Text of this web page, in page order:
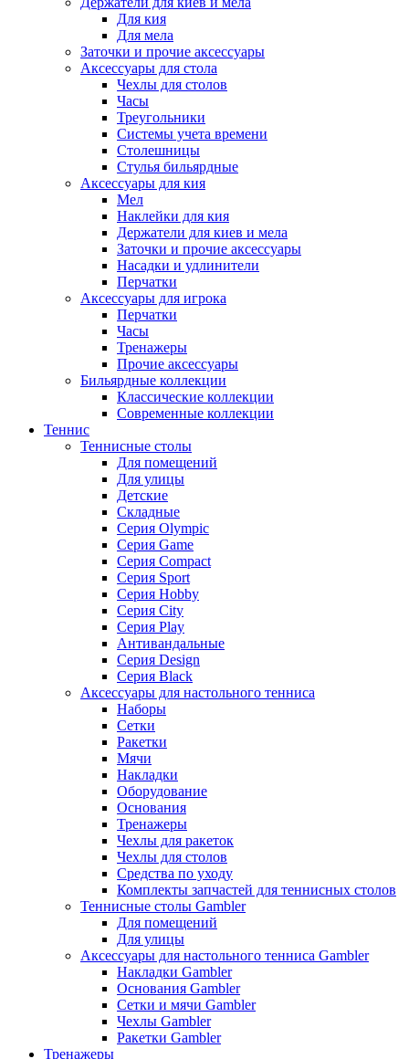
Для кия
Для мела
Заточки и прочие аксессуары
Аксессуары для стола
Чехлы для столов
Часы
Треугольники
Системы учета времени
Столешницы
Стулья бильярдные
Аксессуары для кия
Мел
Наклейки для кия
Держатели для киев и мела
Заточки и прочие аксессуары
Насадки и удлинители
Перчатки
Аксессуары для игрока
Перчатки
Часы
Тренажеры
Прочие аксессуары
Бильярдные коллекции
Классические коллекции
Современные коллекции
Теннис
Теннисные столы
Для помещений
Для улицы
Детские
Складные
Серия Olympic
Серия Game
Серия Compact
Серия Sport
Серия Hobby
Серия City
Серия Play
Антивандальные
Серия Design
Серия Black
Аксессуары для настольного тенниса
Наборы
Сетки
Ракетки
Мячи
Накладки
Оборудование
Основания
Тренажеры
Чехлы для ракеток
Чехлы для столов
Средства по уходу
Комплекты запчастей для теннисных столов
Теннисные столы Gambler
Для помещений
Для улицы
Аксессуары для настольного тенниса Gambler
Накладки Gambler
Основания Gambler
Сетки и мячи Gambler
Чехлы Gambler
Ракетки Gambler
Тренажеры